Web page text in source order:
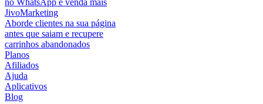
no WhatsApp e venda mais
JivoMarketing
Aborde clientes na sua página
antes que saiam e recupere
carrinhos abandonados
Planos
Afiliados
Ajuda
Aplicativos
Blog